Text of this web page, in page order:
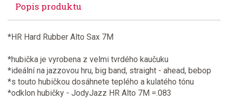
Popis produktu
*HR Hard Rubber Alto Sax 7M
*hubička je vyrobena z velmi tvrdého kaučuku
*ideální na jazzovou hru, big band, straight - ahead, bebop
*s touto hubičkou dosáhnete teplého a kulatého tónu
*odklon hubičky - JodyJazz HR Alto 7M =.083